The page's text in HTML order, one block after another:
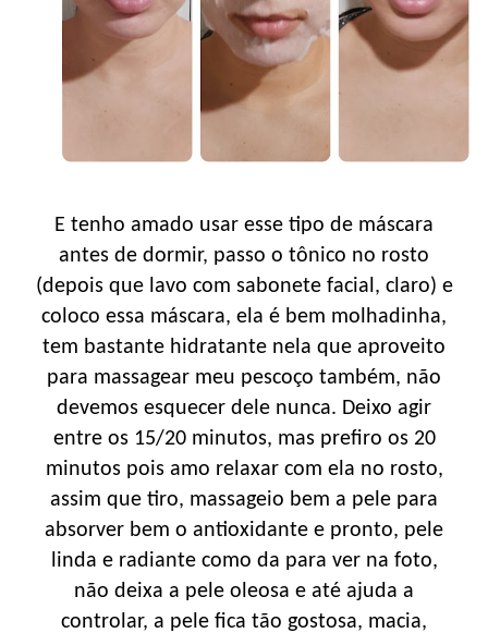
E tenho amado usar esse tipo de máscara
antes de dormir, passo o tônico no rosto
(depois que lavo com sabonete facial, claro) e
coloco essa máscara, ela é bem molhadinha,
tem bastante hidratante nela que aproveito
para massagear meu pescoço também, não
devemos esquecer dele nunca. Deixo agir
entre os 15/20 minutos, mas prefiro os 20
minutos pois amo relaxar com ela no rosto,
assim que tiro, massageio bem a pele para
absorver bem o antioxidante e pronto, pele
linda e radiante como da para ver na foto,
não deixa a pele oleosa e até ajuda a
controlar, a pele fica tão gostosa, macia,